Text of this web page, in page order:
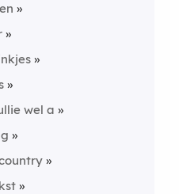
wel a